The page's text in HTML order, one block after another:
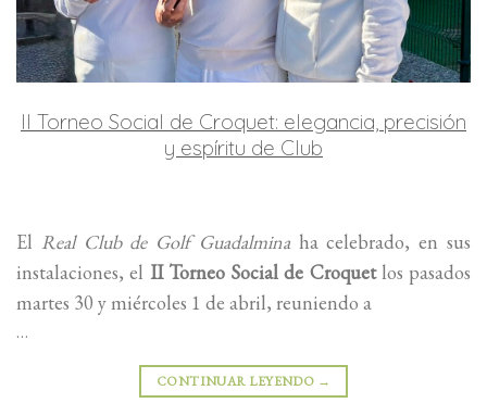
II Torneo Social de Croquet: elegancia, precisión
y espíritu de Club
El Real Club de Golf Guadalminaha celebrado, en sus
instalaciones, el II Torneo Social de Croquetlos pasados
martes 30 y miércoles 1 de abril, reuniendo a
…
CONTINUAR LEYENDO →